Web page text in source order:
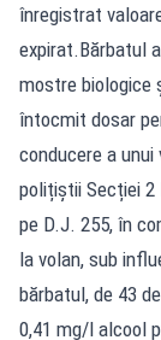
înregistrat
expirat.Bărbatul
mostre biologice
întocmit dosar
conducere a
polițiștii Secției 2
pe D.J. 255, în
la volan, sub
bărbatul, de 43
0,41 mg/l alcool